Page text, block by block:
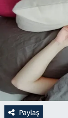
Paylaş
Sağlık
Savunma
Seçim
Spor